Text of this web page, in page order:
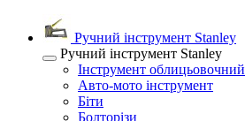
Ручний інструмент Stanley
Ручний інструмент Stanley
Інструмент облицьовочний
Авто-мото інструмент
Біти
Болторізи